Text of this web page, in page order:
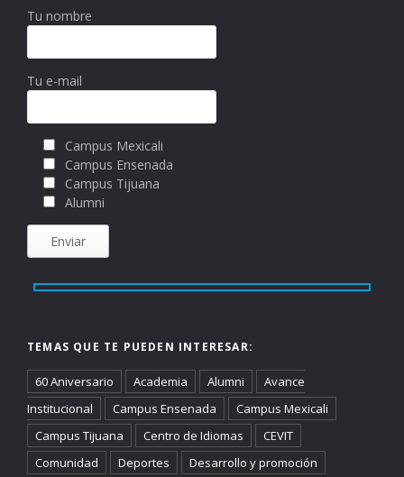
Tu nombre
Tu e-mail
Campus Mexicali
Campus Ensenada
Campus Tijuana
Alumni
TEMAS QUE TE PUEDEN INTERESAR:
60 Aniversario Academia Alumni
Avance
Institucional
Campus Ensenada
Campus Mexicali
Campus Tijuana
Centro de Idiomas
CEVIT
Comunidad
Deportes
Desarrollo y promoción